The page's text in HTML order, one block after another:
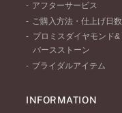
アフターサービス
ご購入方法・仕上げ日数
プロミスダイヤモンド&
バースストーン
ブライダルアイテム
INFORMATION